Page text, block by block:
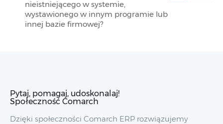
nieistniejącego w systemie,
wystawionego w innym programie lub
innej bazie firmowej?
Pytaj, pomagaj, udoskonalaj!
Społeczność Comarch
Dzięki społeczności Comarch ERP rozwiązujemy